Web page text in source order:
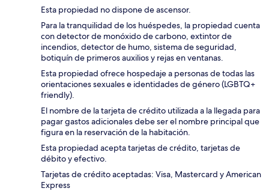
Esta propiedad no dispone de ascensor.
Para la tranquilidad de los huéspedes, la propiedad cuenta
con detector de monóxido de carbono, extintor de
incendios, detector de humo, sistema de seguridad,
botiquín de primeros auxilios y rejas en ventanas.
Esta propiedad ofrece hospedaje a personas de todas las
orientaciones sexuales e identidades de género (LGBTQ+
friendly).
El nombre de la tarjeta de crédito utilizada a la llegada para
pagar gastos adicionales debe ser el nombre principal que
figura en la reservación de la habitación.
Esta propiedad acepta tarjetas de crédito, tarjetas de
débito y efectivo.
Tarjetas de crédito aceptadas: Visa, Mastercard y American
Express